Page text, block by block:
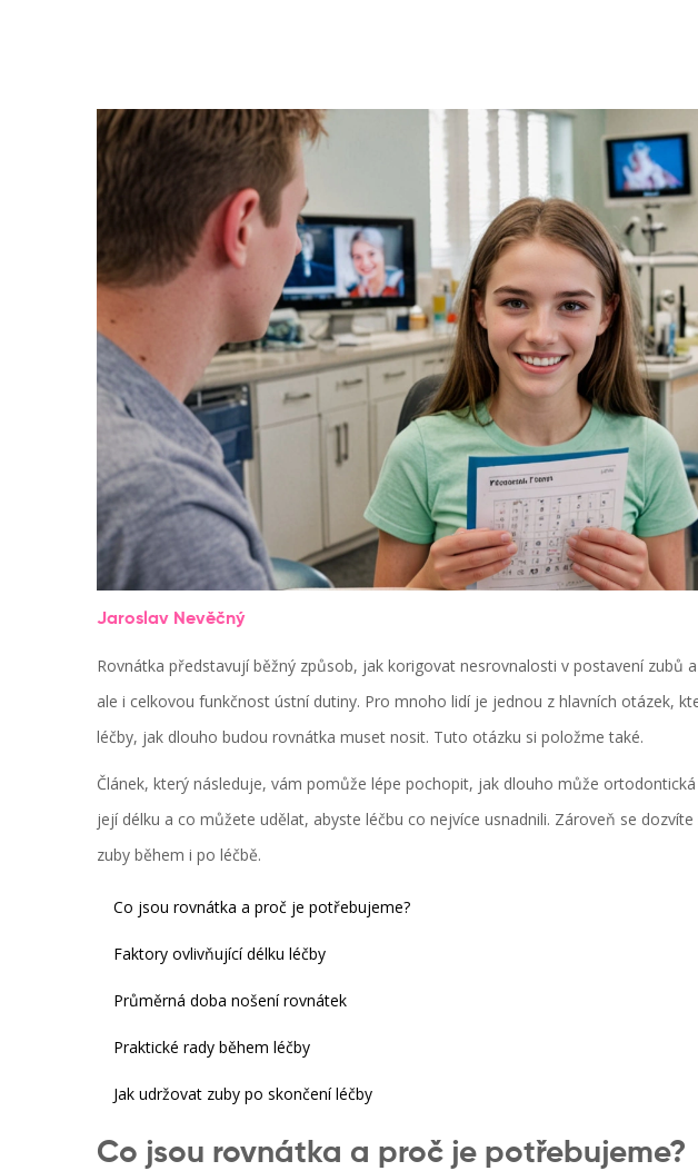
Jaroslav Nevěčný
Rovnátka představují běžný způsob, jak korigovat nesrovnalosti v postavení zubů
ale i celkovou funkčnost ústní dutiny. Pro mnoho lidí je jednou z hlavních otázek,
léčby, jak dlouho budou rovnátka muset nosit. Tuto otázku si položme také.
Článek, který následuje, vám pomůže lépe pochopit, jak dlouho může
její délku a co můžete udělat, abyste léčbu co nejvíce usnadnili. Zároveň se
zuby během i po léčbě.
Co jsou rovnátka a proč je potřebujeme?
Faktory ovlivňující délku léčby
Průměrná doba nošení rovnátek
Praktické rady během léčby
Jak udržovat zuby po skončení léčby
Co jsou rovnátka a proč je potřebujeme?